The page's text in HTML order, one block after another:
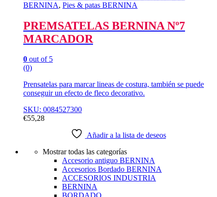
BERNINA, Pies & patas BERNINA
PREMSATELAS BERNINA Nº7
MARCADOR
0 out of 5
(0)
Prensatelas para marcar lineas de costura, también se puede
conseguir un efecto de fleco decorativo.
SKU: 0084527300
€55,28
Añadir a la lista de deseos
Mostrar todas las categorías
Accesorio antiguo BERNINA
Accesorios Bordado BERNINA
ACCESORIOS INDUSTRIA
BERNINA